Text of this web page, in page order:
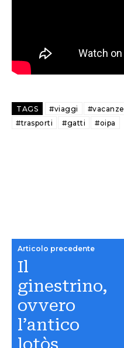
TAGS #viaggi #vacanze
#trasporti
#gatti #oipa
Articolo precedente
Il
ginestrino,
ovvero
l’antico
lotòs